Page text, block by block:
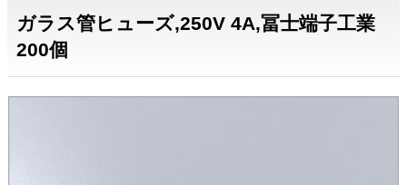
ガラス管ヒューズ,250V 4A,冨士端子工業
200個